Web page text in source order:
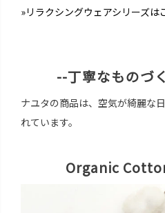
»リラクシングウェアシリーズは
--丁寧なものづ
ナユタの商品は、空気が綺麗な
れています。
Organic